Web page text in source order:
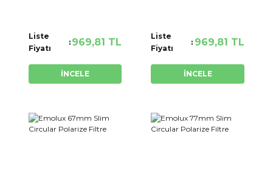
Liste
Fiyatı
969,81 TL
İNCELE
Liste
Fiyatı
969,81 TL
İNCELE